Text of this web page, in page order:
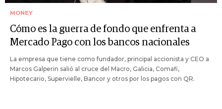
MONEY
Cómo es la guerra de fondo que enfrenta a
Mercado Pago con los bancos nacionales
La empresa que tiene como fundador, principal accionista y CEO a
Marcos Galperin salió al cruce del Macro, Galicia, Comafi,
Hipotecario, Supervielle, Bancor y otros por los pagos con QR.